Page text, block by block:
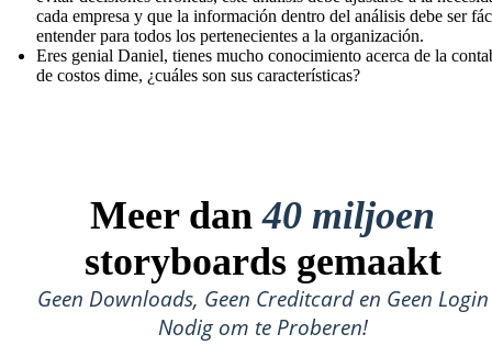
cada empresa y que la información dentro del análisis debe ser
entender para todos los pertenecientes a la organización.
Eres genial Daniel, tienes mucho conocimiento acerca de la
de costos dime, ¿cuáles son sus características?
Meer dan40 miljoen
storyboards gemaakt
Geen Downloads, Geen Creditcard en Geen Login
Nodig om te Proberen!